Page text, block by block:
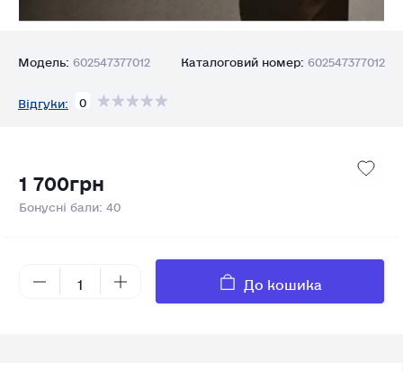
Модель: 602547377012 Каталоговий номер: 602547377012
Відгуки: 0
1 700грн
Бонусні бали: 40
До кошика